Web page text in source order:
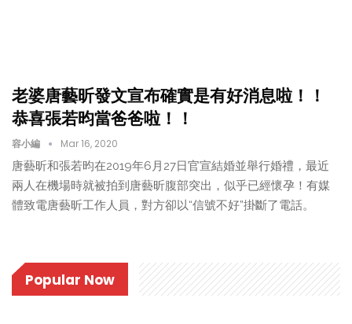
老婆唐藝昕發文宣布確實是有好消息啦！！
恭喜張若昀當爸爸啦！！
容小編 Mar 16, 2020
唐藝昕和張若昀在2019年6月27日官宣結婚並舉行婚禮，最近
兩人在機場時就被拍到唐藝昕腹部突出，似乎已經懷孕！有媒
體致電唐藝昕工作人員，對方卻以“信號不好”掛斷了電話。
Popular Now